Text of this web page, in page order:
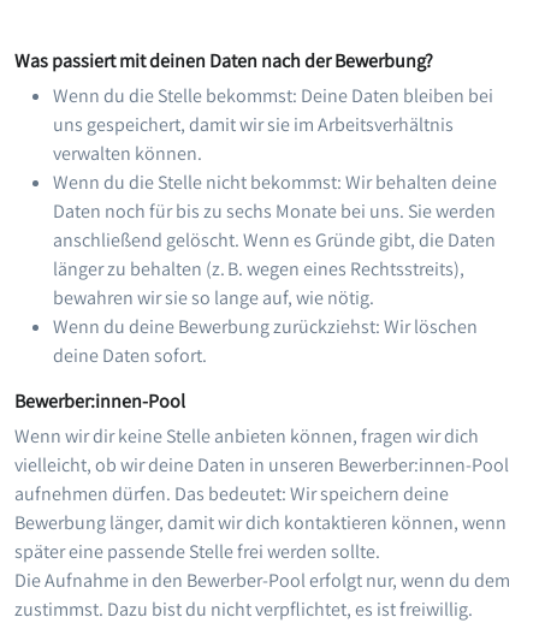
Was passiert mit deinen Daten nach der Bewerbung?
Wenn du die Stelle bekommst: Deine Daten bleiben bei
uns gespeichert, damit wir sie im Arbeitsverhältnis
verwalten können.
Wenn du die Stelle nicht bekommst: Wir behalten deine
Daten noch für bis zu sechs Monate bei uns. Sie werden
anschließend gelöscht. Wenn es Gründe gibt, die Daten
länger zu behalten (z. B. wegen eines Rechtsstreits),
bewahren wir sie so lange auf, wie nötig.
Wenn du deine Bewerbung zurückziehst: Wir löschen
deine Daten sofort.
Bewerber:innen-Pool
Wenn wir dir keine Stelle anbieten können, fragen wir dich
vielleicht, ob wir deine Daten in unseren Bewerber:innen-Pool
aufnehmen dürfen. Das bedeutet: Wir speichern deine
Bewerbung länger, damit wir dich kontaktieren können, wenn
später eine passende Stelle frei werden sollte.
Die Aufnahme in den Bewerber-Pool erfolgt nur, wenn du dem
zustimmst. Dazu bist du nicht verpflichtet, es ist freiwillig.